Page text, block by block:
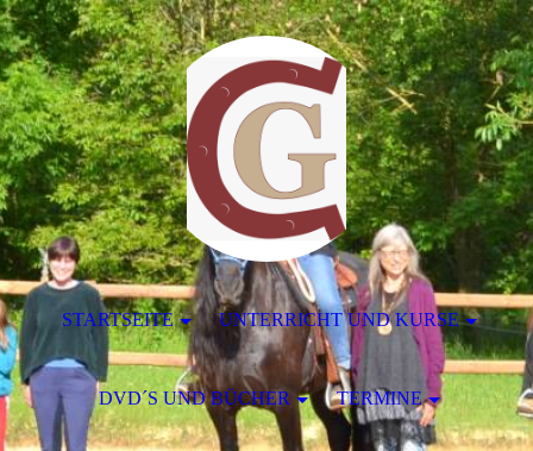
STARTSEITE UNTERRICHT UND KURSE
DVD´S UND BÜCHER TERMINE